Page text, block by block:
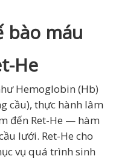
bào máu
He
Hemoglobin (Hb)
cầu), thực hành lâm
đến Ret-He — hàm
lưới. Ret-He cho
vụ quá trình sinh